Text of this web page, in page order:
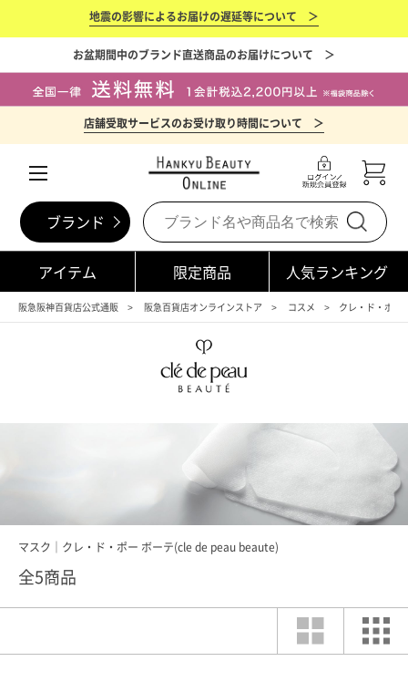
地震の影響によるお届けの遅延等について ＞
お盆期間中のブランド直送商品のお届けについて ＞
店舗受取サービスのお受け取り時間について ＞
ブランド
アイテム 限定商品 人気ランキング
阪急阪神百貨店公式通販 阪急百貨店オンラインストア コスメ クレ・ド・ポー
マスク｜クレ・ド・ポー ボーテ(cle de peau beaute)
全5商品